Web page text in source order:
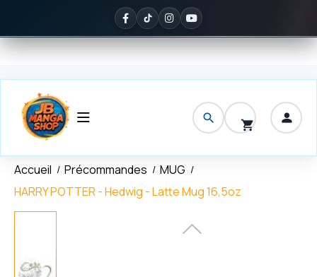
dès 150 € d'achat ✦
Accueil Précommandes
MUG
HARRY POTTER - Hedwig - Latte Mug 16,5oz
Panneau de gestion des cookies